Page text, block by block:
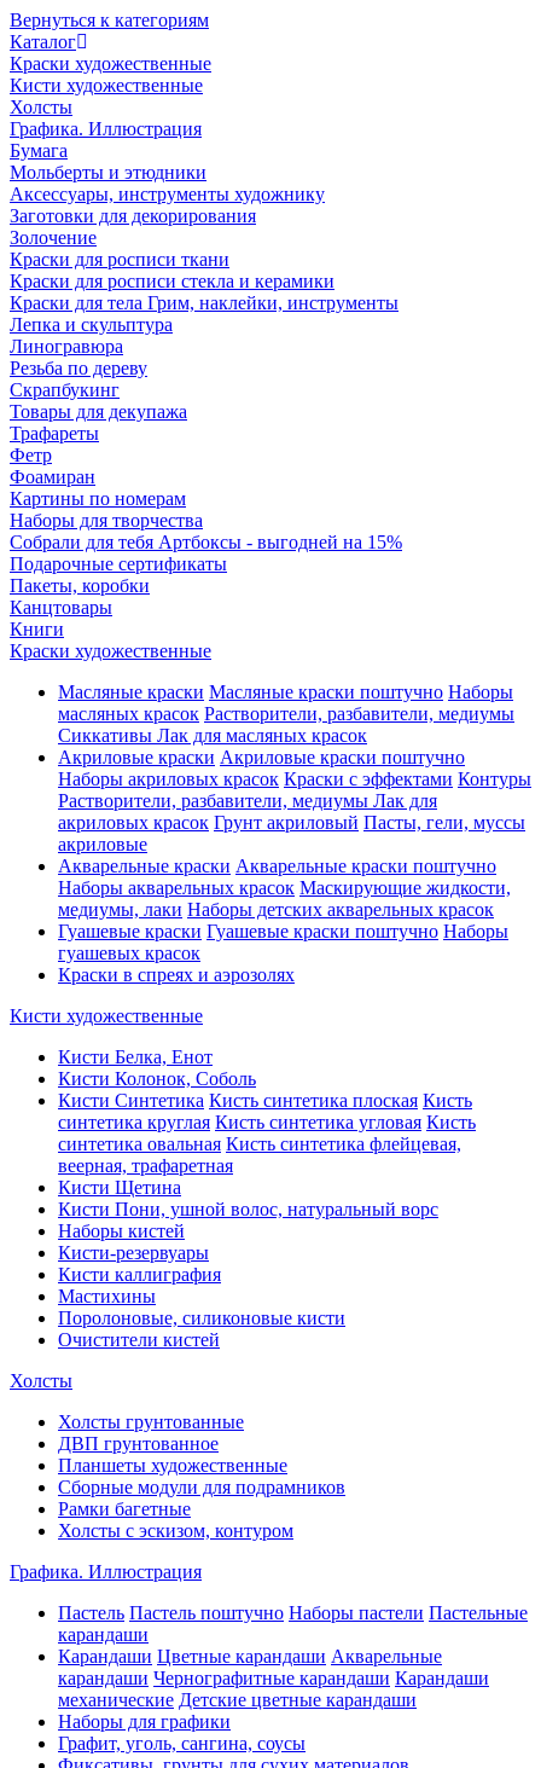
Вернуться к категориям
Каталог
Краски художественные
Кисти художественные
Холсты
Графика. Иллюстрация
Бумага
Мольберты и этюдники
Аксессуары, инструменты художнику
Заготовки для декорирования
Золочение
Краски для росписи ткани
Краски для росписи стекла и керамики
Краски для тела Грим, наклейки, инструменты
Лепка и скульптура
Линогравюра
Резьба по дереву
Скрапбукинг
Товары для декупажа
Трафареты
Фетр
Фоамиран
Картины по номерам
Наборы для творчества
Собрали для тебя Артбоксы - выгодней на 15%
Подарочные сертификаты
Пакеты, коробки
Канцтовары
Книги
Краски художественные
Масляные краски Масляные краски поштучно Наборы
масляных красок Растворители, разбавители, медиумы
Сиккативы Лак для масляных красок
Акриловые краски Акриловые краски поштучно
Наборы акриловых красок Краски с эффектами Контуры
Растворители, разбавители, медиумы Лак для
акриловых красок Грунт акриловый Пасты, гели, муссы
акриловые
Акварельные краски Акварельные краски поштучно
Наборы акварельных красок Маскирующие жидкости,
медиумы, лаки Наборы детских акварельных красок
Гуашевые краски Гуашевые краски поштучно Наборы
гуашевых красок
Краски в спреях и аэрозолях
Кисти художественные
Кисти Белка, Енот
Кисти Колонок, Соболь
Кисти Синтетика Кисть синтетика плоская Кисть
синтетика круглая Кисть синтетика угловая Кисть
синтетика овальная Кисть синтетика флейцевая,
веерная, трафаретная
Кисти Щетина
Кисти Пони, ушной волос, натуральный ворс
Наборы кистей
Кисти-резервуары
Кисти каллиграфия
Мастихины
Поролоновые, силиконовые кисти
Очистители кистей
Холсты
Холсты грунтованные
ДВП грунтованное
Планшеты художественные
Сборные модули для подрамников
Рамки багетные
Холсты c эскизом, контуром
Графика. Иллюстрация
Пастель Пастель поштучно Наборы пастели Пастельные
карандаши
Карандаши Цветные карандаши Акварельные
карандаши Чернографитные карандаши Карандаши
механические Детские цветные карандаши
Наборы для графики
Графит, уголь, сангина, соусы